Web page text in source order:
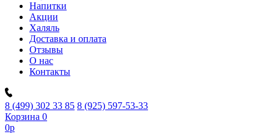
Напитки
Акции
Халяль
Доставка и оплата
Отзывы
О нас
Контакты
8 (499) 302 33 85 8 (925) 597-53-33
Корзина 0
0р